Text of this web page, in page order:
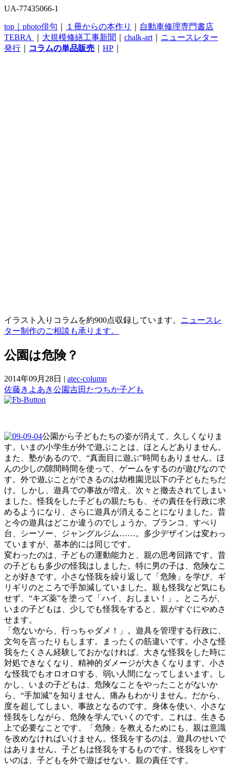
UA-77435066-1
top｜ photo俳句 １冊からの本作り
自動車修理専門書店
TEBRA
大規模修繕工事新聞 chalk-art
ニュースレター
発行
コラムの単品販売 HP
イラスト入りコラムを約900点収録しています。 ニュースレ
ター制作のご相談も承ります。
公園は危険？
2014年09月28日 | atec-column
佐藤きよあき公園吉田たつちか子ども
公園から子どもたちの姿が消えて、久しくなりま
す。いまの小学生が外で遊ぶことは、ほとんどありません。
また、塾があるので、“真面目に遊ぶ”時間もありません。ほ
んの少しの隙間時間を使って、ゲームをするのが遊びなので
す。外で遊ぶことができるのは幼稚園児以下の子どもたちだ
け。しかし、遊具での事故が増え、次々と撤去されてしまい
ました。怪我をした子どもの親たちも、その責任を行政に求
めるようになり、さらに遊具が消えることになりました。昔
と今の遊具はどこか違うのでしょうか。ブランコ、すべり
台、シーソー、ジャングルジム……。多少デザインは変わっ
ていますが、基本的には同じです。
変わったのは、子どもの運動能力と、親の思考回路です。昔
の子どもも多少の怪我はしました。特に男の子は、危険なこ
とが好きです。小さな怪我を繰り返して「危険」を学び、ギ
リギリのところで手加減していました。親も怪我など気にも
せず、“キズ薬”を塗って「ハイ、おしまい！」。ところが、
いまの子どもは、少しでも怪我をすると、親がすぐにやめさ
せます。
「危ないから、行っちゃダメ！」。遊具を管理する行政に、
文句を言ったりもします。まったくの筋違いです。小さな怪
我をたくさん経験しておかなければ、大きな怪我をした時に
対処できなくなり、精神的ダメージが大きくなります。小さ
な怪我でもオロオロする、弱い人間になってしまいます。し
かし、いまの子どもは、危険なことをやったことがないか
ら、“手加減”を知りません。痛みもわかりません。だから、
度を超してしまい、事故となるのです。身体を使い、小さな
怪我をしながら、危険を学んでいくのです。これは、生きる
上で必要なことです。「危険」を教えるためにも、親は意識
を改めなければいけません。怪我をするのは、遊具のせいで
はありません。子どもは怪我をするものです。怪我をしやす
いのは、子どもを外で遊ばせない、親の責任です。